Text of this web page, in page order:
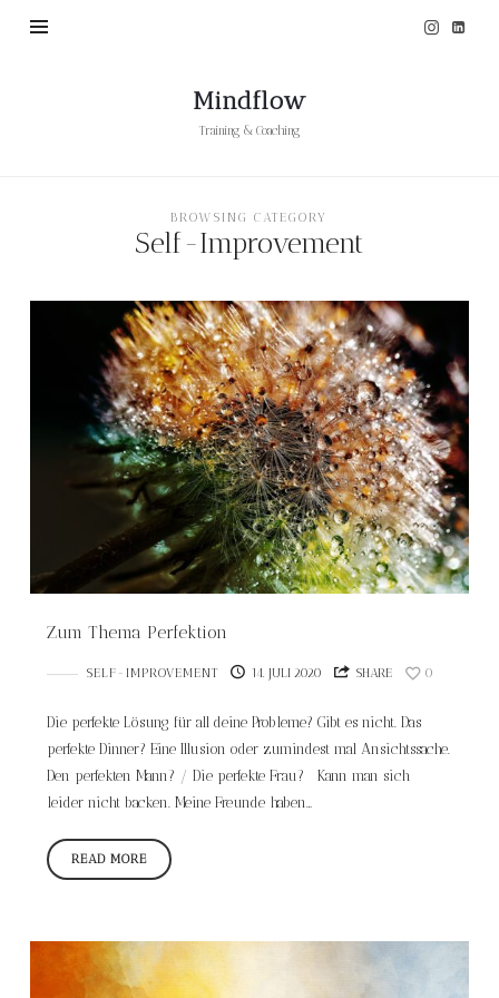
Mindflow
Mindflow
Training & Coaching
BROWSING CATEGORY
Self-Improvement
Zum Thema Perfektion
SELF-IMPROVEMENT 14. JULI 2020 SHARE 0
Die perfekte Lösung für all deine Probleme? Gibt es nicht. Das
perfekte Dinner? Eine Illusion oder zumindest mal Ansichtssache.
Den perfekten Mann? / Die perfekte Frau? Kann man sich
leider nicht backen. Meine Freunde haben…
READ MORE